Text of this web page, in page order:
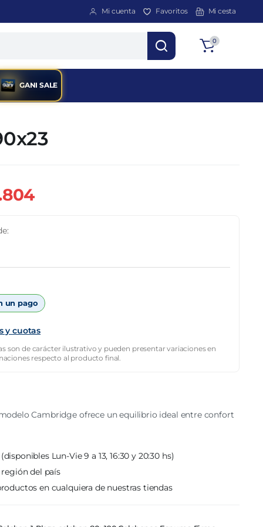
Mi cuenta Favoritos Mi cesta
0
GANI SALE
un pago
y cuotas
son de carácter ilustrativo y pueden presentar variaciones en
respecto al producto final.
Cambridge ofrece un equilibrio ideal entre confort
(disponibles Lun-Vie 9 a 13, 16:30 y 20:30 hs)
del país
en cualquiera de nuestras tiendas